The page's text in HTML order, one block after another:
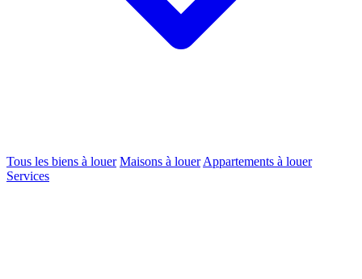
Tous les biens à louer Maisons à louer Appartements à louer
Services